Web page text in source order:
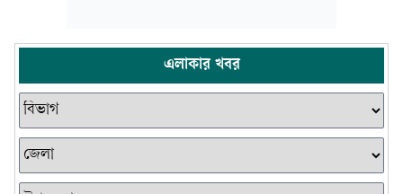
এলাকার খবর